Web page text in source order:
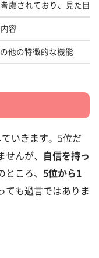
慮されており、見た目
容
他の特徴的な機能
いきます。5位だ
せんが、
自信を持っ
ところ、 5位から1
ても過言ではありま